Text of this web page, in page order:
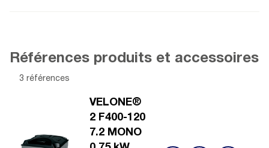
Références produits et accessoires
3 références
VELONE®
2 F400-120
7.2 MONO